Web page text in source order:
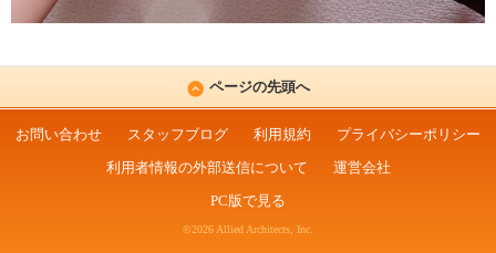
ページの先頭へ
お問い合わせ スタッフブログ 利用規約
プライバシーポリシー
利用者情報の外部送信について
運営会社
PC版で見る
©2026 Allied Architects, Inc.